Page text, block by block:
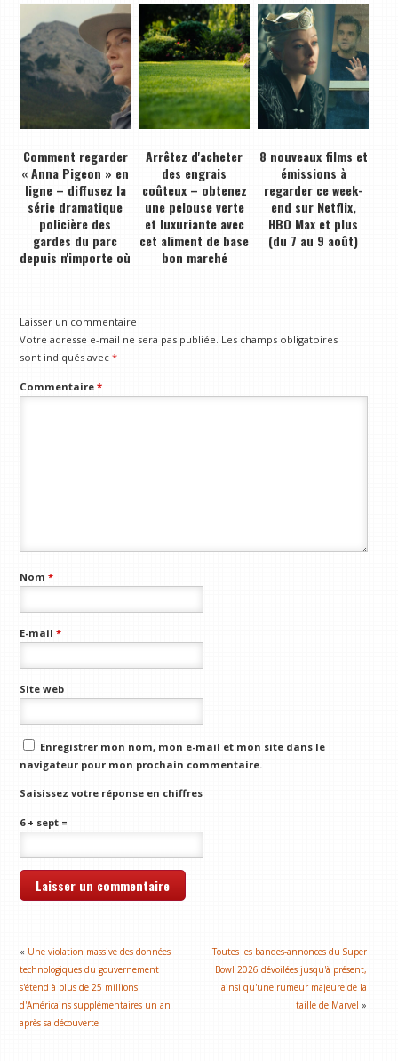
Comment regarder
« Anna Pigeon » en
ligne – diffusez la
série dramatique
policière des
gardes du parc
depuis n'importe où
Arrêtez d'acheter
des engrais
coûteux – obtenez
une pelouse verte
et luxuriante avec
cet aliment de base
bon marché
8 nouveaux films et
émissions à
regarder ce week-
end sur Netflix,
HBO Max et plus
(du 7 au 9 août)
Laisser un commentaire
Votre adresse e-mail ne sera pas publiée. Les champs obligatoires
sont indiqués avec*
Commentaire*
Nom*
E-mail*
Site web
Enregistrer mon nom, mon e-mail et mon site dans le
navigateur pour mon prochain commentaire.
Saisissez votre réponse en chiffres
6 + sept =
« Une violation massive des données
technologiques du gouvernement
s'étend à plus de 25 millions
d'Américains supplémentaires un an
après sa découverte
Toutes les bandes-annonces du Super
Bowl 2026 dévoilées jusqu'à présent,
ainsi qu'une rumeur majeure de la
taille de Marvel »